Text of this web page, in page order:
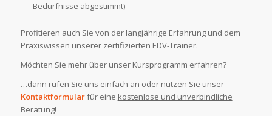
Bedürfnisse abgestimmt)
Profitieren auch Sie von der langjährige Erfahrung und dem
Praxiswissen unserer zertifizierten EDV-Trainer.
Möchten Sie mehr über unser Kursprogramm erfahren?
…dann rufen Sie uns einfach an oder nutzen Sie unser
Kontaktformularfür eine kostenlose und unverbindliche
Beratung!